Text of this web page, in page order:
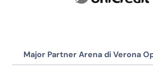
Major Partner Arena di Verona